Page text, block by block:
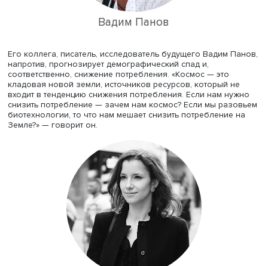
важным становится дальнейшее освоение космоса.
сценарист, писатель, лауреат ряда литературных
Ханипаев видит объяснение данных процессов в
ограниченности.
Вадим Панов